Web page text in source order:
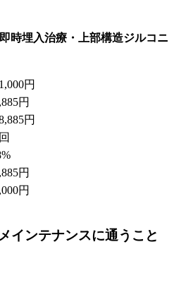
時埋入治療・上部構造ジルコニ
円
円
円
円
円
インテナンスに通うこと